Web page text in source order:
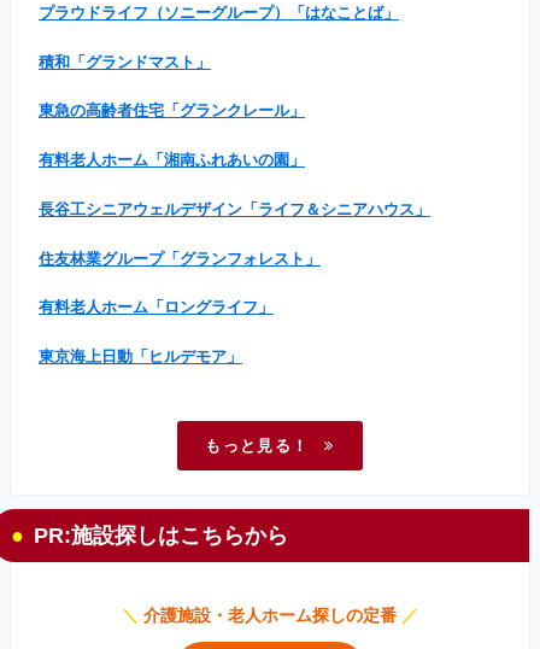
プラウドライフ（ソニーグループ）「はなことば」
積和「グランドマスト」
東急の高齢者住宅「グランクレール」
有料老人ホーム「湘南ふれあいの園」
長谷工シニアウェルデザイン「ライフ＆シニアハウス」
住友林業グループ「グランフォレスト」
有料老人ホーム「ロングライフ」
東京海上日動「ヒルデモア」
もっと見る！
PR:施設探しはこちらから
＼ 介護施設・老人ホーム探しの定番 ／